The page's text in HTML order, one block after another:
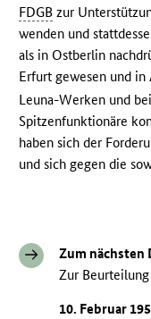
FDGB zur
wenden und
als in Ostberlin
Erfurt gewesen und in
Leuna-Werken und
Spitzenfunktionäre
haben sich der
und sich gegen die
Zum nächsten
Zur
10. Februar